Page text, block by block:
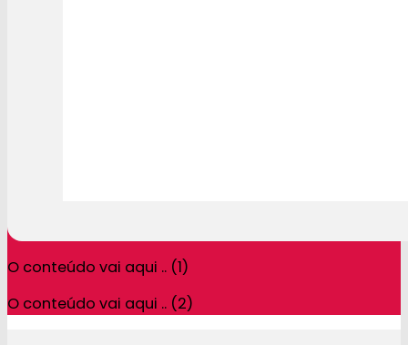
O conteúdo vai aqui .. (1)
O conteúdo vai aqui .. (2)